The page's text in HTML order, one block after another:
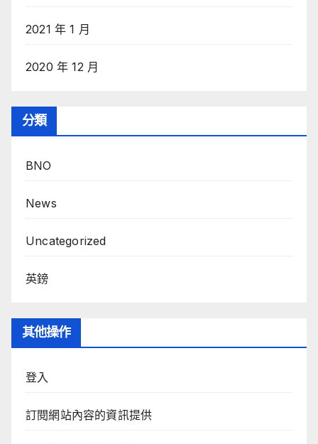
2021 年 1 月
2020 年 12 月
分類
BNO
News
Uncategorized
英鎊
其他操作
登入
訂閱網站內容的資訊提供